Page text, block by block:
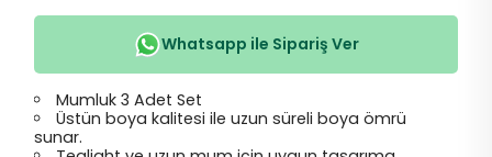
Whatsapp ile Sipariş Ver
Mumluk 3 Adet Set
Üstün boya kalitesi ile uzun süreli boya ömrü
sunar.